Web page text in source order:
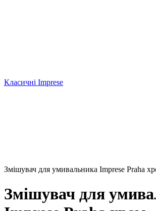
Класичні Imprese
Змішувач для умивальника Imprese Praha
Змішувач для